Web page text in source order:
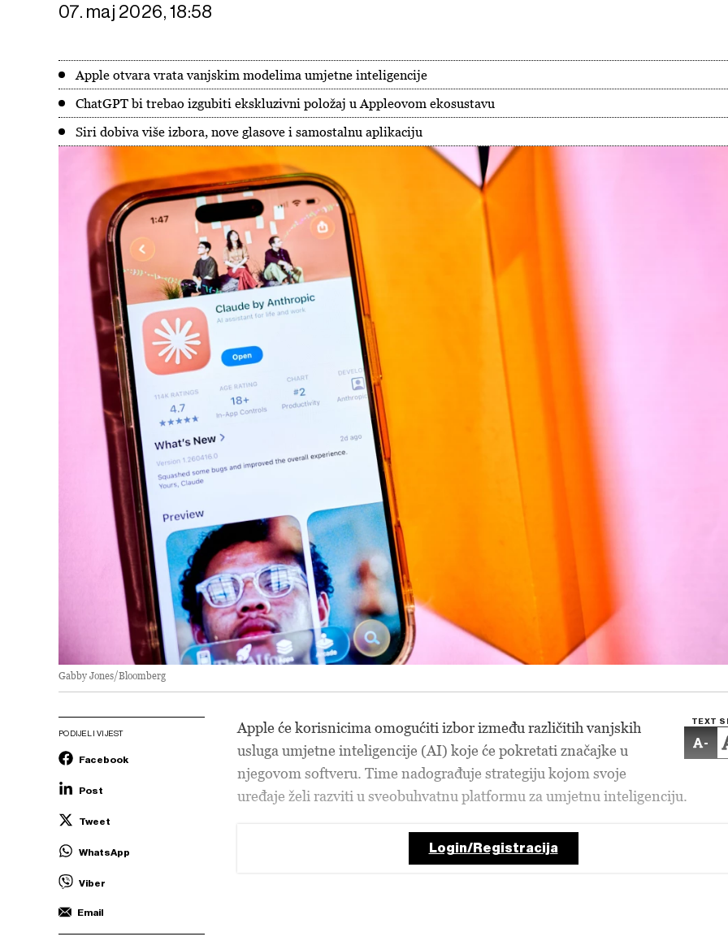
07. maj 2026, 18:58
Apple otvara vrata vanjskim modelima umjetne inteligencije
ChatGPT bi trebao izgubiti ekskluzivni položaj u Appleovom ekosustavu
Siri dobiva više izbora, nove glasove i samostalnu aplikaciju
Gabby Jones/Bloomberg
PODIJELI VIJEST
Facebook
Post
Tweet
WhatsApp
Viber
Email
TEXT
-
Apple će korisnicima omogućiti izbor između različitih vanjskih
usluga umjetne inteligencije (AI) koje će pokretati značajke u
njegovom softveru. Time nadograđuje strategiju kojom svoje
uređaje želi razviti u sveobuhvatnu platformu za umjetnu inteligenciju.
Login/Registracija